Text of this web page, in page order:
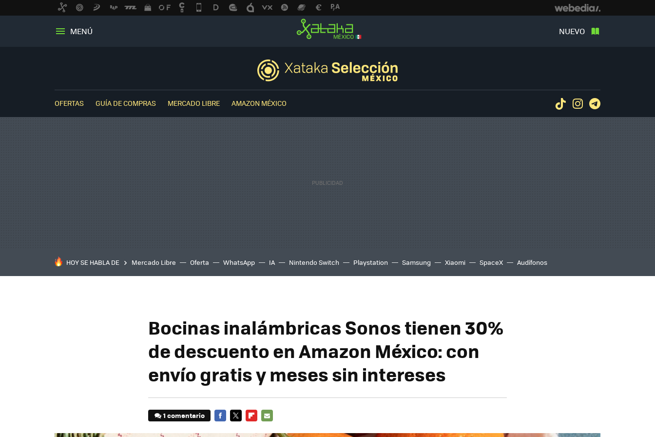
MENÚ NUEVO
OFERTAS GUÍA DE COMPRAS MERCADO LIBRE AMAZON MÉXICO TiktokInstagram
HOY SE HABLA DE Mercado Libre Oferta WhatsApp IA Nintendo Switch Playstation Samsung Xiaomi SpaceX Audífonos
Bocinas inalámbricas Sonos tienen 30%
de descuento en Amazon México: con
envío gratis y meses sin intereses
1 comentario